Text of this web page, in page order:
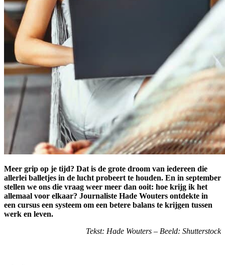
Meer grip op je tijd? Dat is de grote droom van iedereen die
allerlei balletjes in de lucht probeert te houden. En in september
stellen we ons die vraag weer meer dan ooit: hoe krijg ik het
allemaal voor elkaar? Journaliste Hade Wouters ontdekte in
een cursus een systeem om een betere balans te krijgen tussen
werk en leven.
Tekst: Hade Wouters – Beeld: Shutterstock